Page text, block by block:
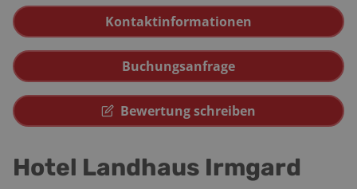
Kontaktinformationen
Buchungsanfrage
Bewertung schreiben
Hotel Landhaus Irmgard